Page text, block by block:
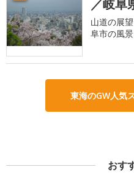
／岐阜
山道の展
阜市の風
東海のGW人気
おす